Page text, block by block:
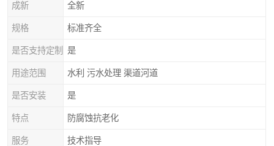
成新 全新
规格 标准齐全
是否支持定制 是
用途范围 水利 污水处理 渠道河道
是否安装 是
特点 防腐蚀抗老化
服务 技术指导